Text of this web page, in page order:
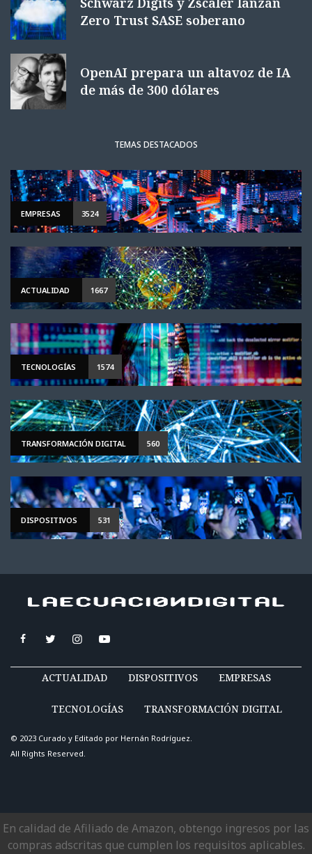
Zero Trust SASE soberano
OpenAI prepara un altavoz de IA
de más de 300 dólares
TEMAS DESTACADOS
EMPRESAS 3524
ACTUALIDAD 1667
TECNOLOGÍAS 1574
TRANSFORMACIÓN DIGITAL 560
DISPOSITIVOS 531
ACTUALIDAD DISPOSITIVOS EMPRESAS
TECNOLOGÍAS TRANSFORMACIÓN DIGITAL
© 2023 Curado y Editado por Hernán Rodríguez.
All Rights Reserved.
En calidad de Afiliado de Amazon, obtengo ingresos por las
compras adscritas que cumplen los requisitos aplicables.